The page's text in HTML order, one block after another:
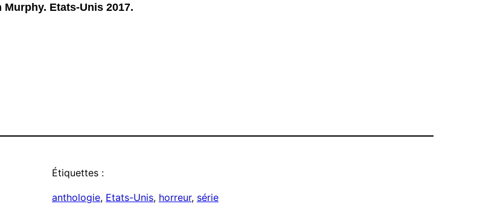
Etats-Unis 2017.
Étiquettes :
anthologie, Etats-Unis, horreur, série